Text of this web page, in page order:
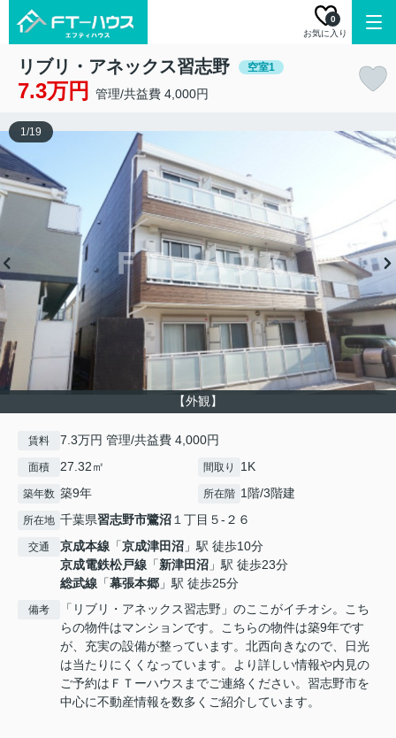
お気に入り
0
リブリ・アネックス習志野 空室1
7.3万円 管理/共益費 4,000円
【外観】
1/19
賃料 7.3万円 管理/共益費 4,000円
面積 27.32㎡ 間取り 1K
築年数 築9年 所在階 1階/3階建
所在地 千葉県習志野市鷺沼１丁目５-２６
交通 京成本線 「京成津田沼 」駅 徒歩10分
京成電鉄松戸線 「新津田沼 」駅 徒歩23分
総武線 「幕張本郷 」駅 徒歩25分
備考
「リブリ・アネックス習志野」のここがイチオシ。こち
らの物件はマンションです。こちらの物件は築9年です
が、充実の設備が整っています。北西向きなので、日光
は当たりにくくなっています。より詳しい情報や内見の
ご予約はＦＴーハウスまでご連絡ください。習志野市を
中心に不動産情報を数多くご紹介しています。